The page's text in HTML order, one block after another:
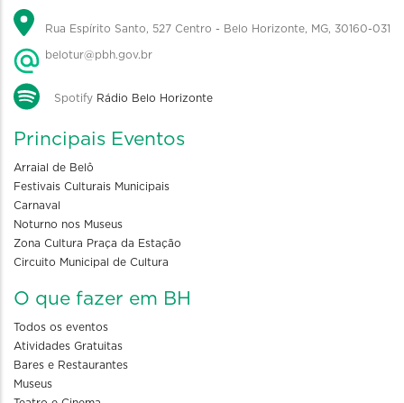
Rua Espírito Santo, 527 Centro - Belo Horizonte, MG, 30160-031
belotur@pbh.gov.br
Spotify Rádio Belo Horizonte
Principais Eventos
Arraial de Belô
Festivais Culturais Municipais
Carnaval
Noturno nos Museus
Zona Cultura Praça da Estação
Circuito Municipal de Cultura
O que fazer em BH
Todos os eventos
Atividades Gratuitas
Bares e Restaurantes
Museus